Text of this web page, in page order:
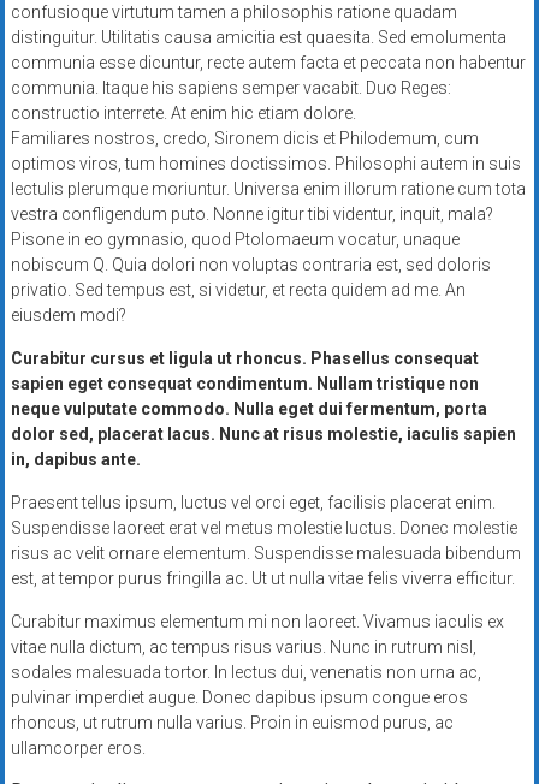
confusioque virtutum tamen a philosophis ratione quadam
distinguitur. Utilitatis causa amicitia est quaesita. Sed emolumenta
communia esse dicuntur, recte autem facta et peccata non habentur
communia. Itaque his sapiens semper vacabit. Duo Reges:
constructio interrete. At enim hic etiam dolore.
Familiares nostros, credo, Sironem dicis et Philodemum, cum
optimos viros, tum homines doctissimos. Philosophi autem in suis
lectulis plerumque moriuntur. Universa enim illorum ratione cum tota
vestra confligendum puto. Nonne igitur tibi videntur, inquit, mala?
Pisone in eo gymnasio, quod Ptolomaeum vocatur, unaque
nobiscum Q. Quia dolori non voluptas contraria est, sed doloris
privatio. Sed tempus est, si videtur, et recta quidem ad me. An
eiusdem modi?
Curabitur cursus et ligula ut rhoncus. Phasellus consequat
sapien eget consequat condimentum. Nullam tristique non
neque vulputate commodo. Nulla eget dui fermentum, porta
dolor sed, placerat lacus. Nunc at risus molestie, iaculis sapien
in, dapibus ante.
Praesent tellus ipsum, luctus vel orci eget, facilisis placerat enim.
Suspendisse laoreet erat vel metus molestie luctus. Donec molestie
risus ac velit ornare elementum. Suspendisse malesuada bibendum
est, at tempor purus fringilla ac. Ut ut nulla vitae felis viverra efficitur.
Curabitur maximus elementum mi non laoreet. Vivamus iaculis ex
vitae nulla dictum, ac tempus risus varius. Nunc in rutrum nisl,
sodales malesuada tortor. In lectus dui, venenatis non urna ac,
pulvinar imperdiet augue. Donec dapibus ipsum congue eros
rhoncus, ut rutrum nulla varius. Proin in euismod purus, ac
ullamcorper eros.